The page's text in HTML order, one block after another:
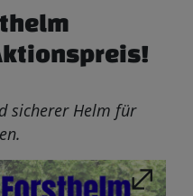
sicherer Helm für